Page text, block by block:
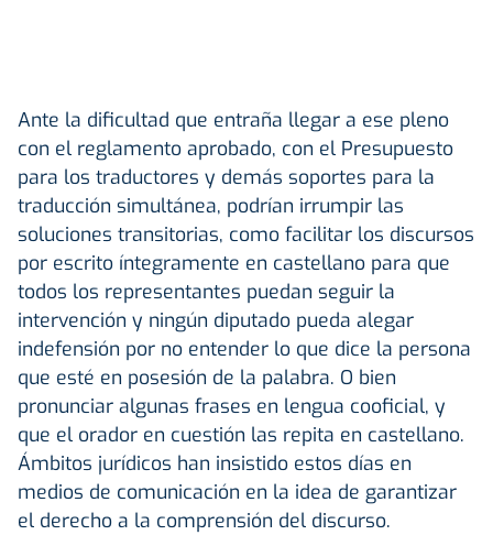
Ante la dificultad que entraña llegar a ese pleno
con el reglamento aprobado, con el Presupuesto
para los traductores y demás soportes para la
traducción simultánea, podrían irrumpir las
soluciones transitorias, como facilitar los discursos
por escrito íntegramente en castellano para que
todos los representantes puedan seguir la
intervención y ningún diputado pueda alegar
indefensión por no entender lo que dice la persona
que esté en posesión de la palabra. O bien
pronunciar algunas frases en lengua cooficial, y
que el orador en cuestión las repita en castellano.
Ámbitos jurídicos han insistido estos días en
medios de comunicación en la idea de garantizar
el derecho a la comprensión del discurso.